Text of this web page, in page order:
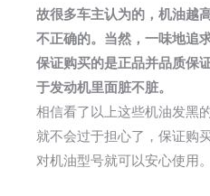
故很多车主认为的，机油越
不正确的。当然，一味地追
保证购买的是正品并品质保
于发动机里面脏不脏。
相信看了以上这些机油发黑
就不会过于担心了，保证购
对机油型号就可以安心使用。